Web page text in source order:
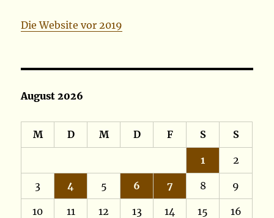
Die Website vor 2019
August 2026
M D M D F S S
1 2
3 4 5 6 7 8 9
10 11 12 13 14 15 16